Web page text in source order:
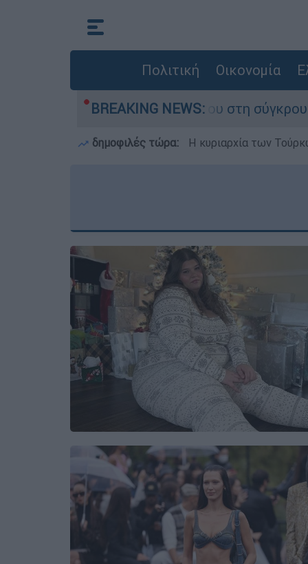
Πολιτική Οικονομία
BREAKING NEWS:
έχασε τη ζωή του στη σύγκρουση
δημοφιλές τώρα: Η κυριαρχία των